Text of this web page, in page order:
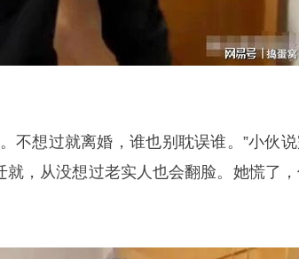
不想过就离婚，谁也别耽误谁。”小伙
，从没想过老实人也会翻脸。她慌了